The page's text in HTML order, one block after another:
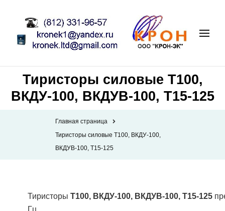
Тиристоры силовые Т100,
ВКДУ-100, ВКДУВ-100, Т15-125
Главная страница
Тиристоры силовые Т100, ВКДУ-100,
ВКДУВ-100, Т15-125
Тиристоры Т100, ВКДУ-100, ВКДУВ-100, Т15-125
Гц